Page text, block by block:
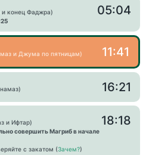
и конец Фаджра)
05:04
и Джума по пятницам) 11:41
16:21
и Ифтар)
совершить Магриб в начале
с закатом (Зачем?)
18:18